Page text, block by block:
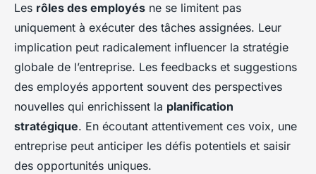
Les rôles des employés ne se limitent pas
uniquement à exécuter des tâches assignées. Leur
implication peut radicalement influencer la stratégie
globale de l’entreprise. Les feedbacks et suggestions
des employés apportent souvent des perspectives
nouvelles qui enrichissent la planification
stratégique. En écoutant attentivement ces voix, une
entreprise peut anticiper les défis potentiels et saisir
des opportunités uniques.